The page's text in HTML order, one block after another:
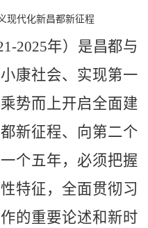
现代化新昌都新征程
2025年）是昌都与
康社会、实现第一
势而上开启全面建
新征程、向第二个
个五年，必须把握
特征，全面贯彻习
的重要论述和新时